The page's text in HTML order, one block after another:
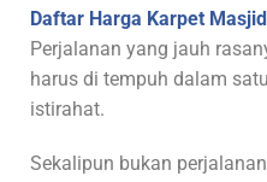
Daftar Harga Karpet
Perjalanan yang jauh
harus di tempuh dalam
istirahat.
Sekalipun bukan